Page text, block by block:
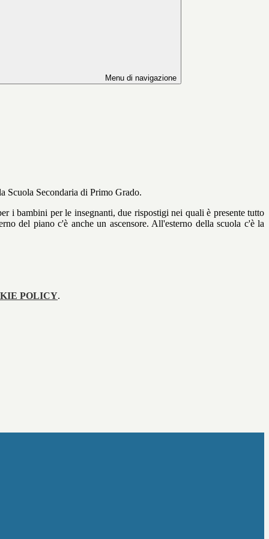
Menu di navigazione
Scuola Secondaria di Primo Grado.
i bambini per le insegnanti, due rispostigi nei quali è presente tutto
del piano c'è anche un ascensore. All'esterno della scuola c'è la
POLICY.